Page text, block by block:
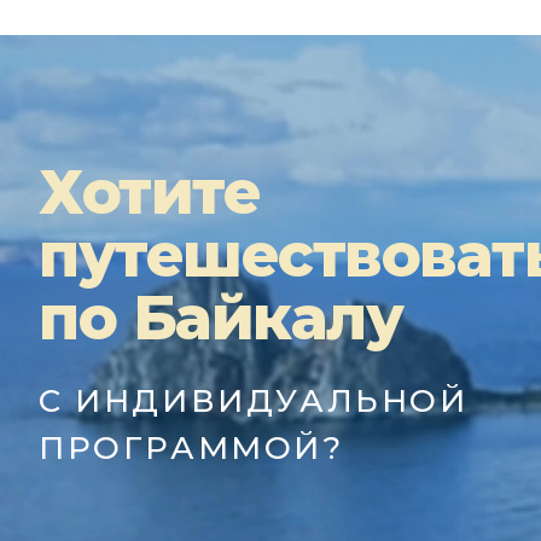
Хотите
по Байкалу
С ИНДИВИДУАЛЬНОЙ
ПРОГРАММОЙ?